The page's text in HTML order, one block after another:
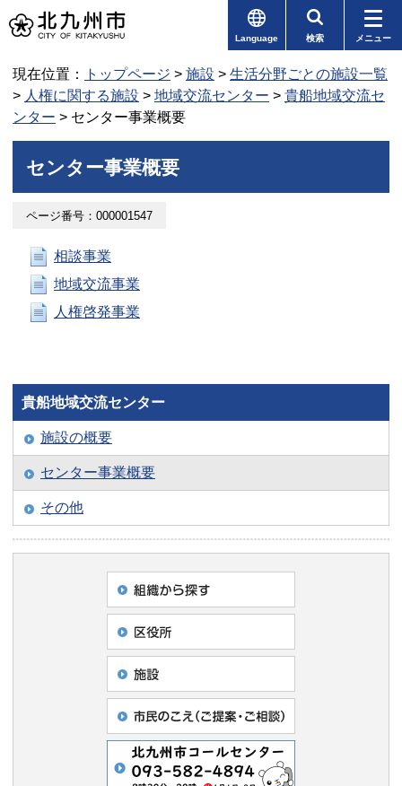
Language 検索 メニュー
現在位置： トップページ > 施設 > 生活分野ごとの施設一覧
> 人権に関する施設 > 地域交流センター > 貴船地域交流セ
ンター > センター事業概要
センター事業概要
ページ番号：000001547
相談事業
地域交流事業
人権啓発事業
貴船地域交流センター
施設の概要
センター事業概要
その他